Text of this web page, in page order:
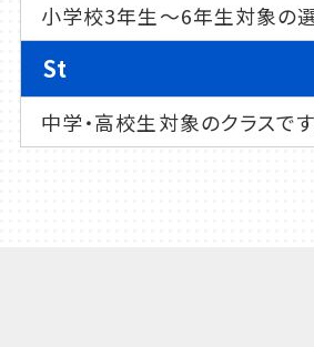
小学校3年生～6年生対象の選
St
中学・高校生対象のクラスです